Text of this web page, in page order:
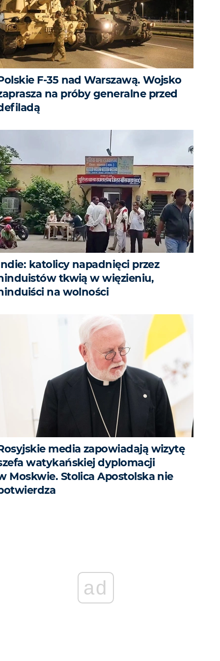
F-35 nad Warszawą. Wojsko
na próby generalne przed
katolicy napadnięci przez
tkwią w więzieniu,
na wolności
media zapowiadają wizytę
watykańskiej dyplomacji
Moskwie. Stolica Apostolska nie
ad